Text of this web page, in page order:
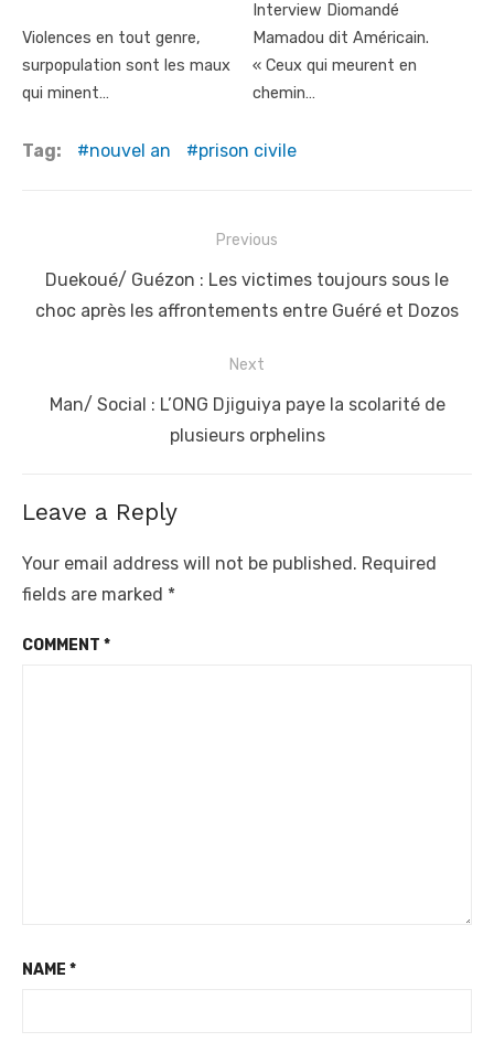
Violences en tout genre,
surpopulation sont les maux
qui minent…
Interview Diomandé
Mamadou dit Américain.
« Ceux qui meurent en
chemin…
Tag: nouvel an prison civile
navigation
Previous
Previous
post:
Duekoué/ Guézon : Les victimes toujours sous le
choc après les affrontements entre Guéré et Dozos
Next
Next
Man/ Social : L’ONG Djiguiya paye la scolarité de
plusieurs orphelins
Leave a Reply
Your email address will not be published. Required
fields are marked *
COMMENT *
NAME *